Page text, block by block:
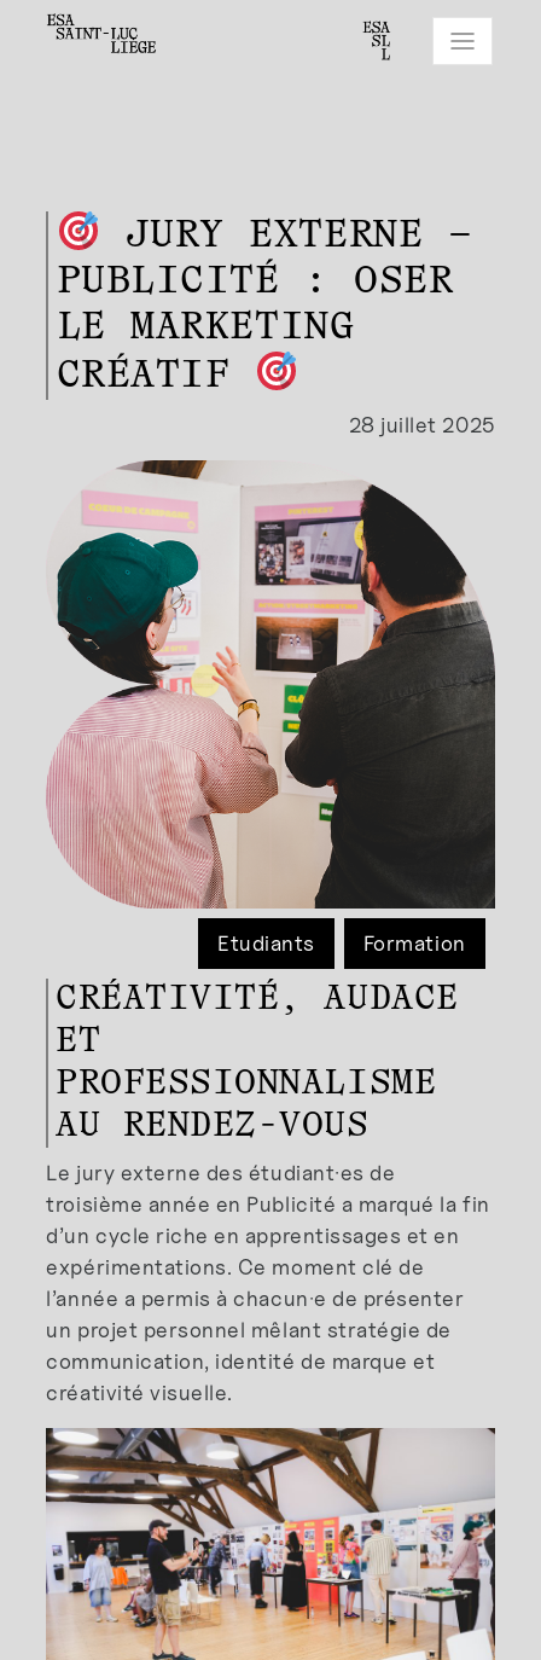
JURY EXTERNE –
PUBLICITÉ : OSER
LE MARKETING
CRÉATIF
28 juillet 2025
Etudiants Formation
CRÉATIVITÉ, AUDACE
ET
PROFESSIONNALISME
AU RENDEZ-VOUS
Le jury externe des étudiant·es de
troisième année en Publicité a marqué la fin
d’un cycle riche en apprentissages et en
expérimentations. Ce moment clé de
l’année a permis à chacun·e de présenter
un projet personnel mêlant stratégie de
communication, identité de marque et
créativité visuelle.